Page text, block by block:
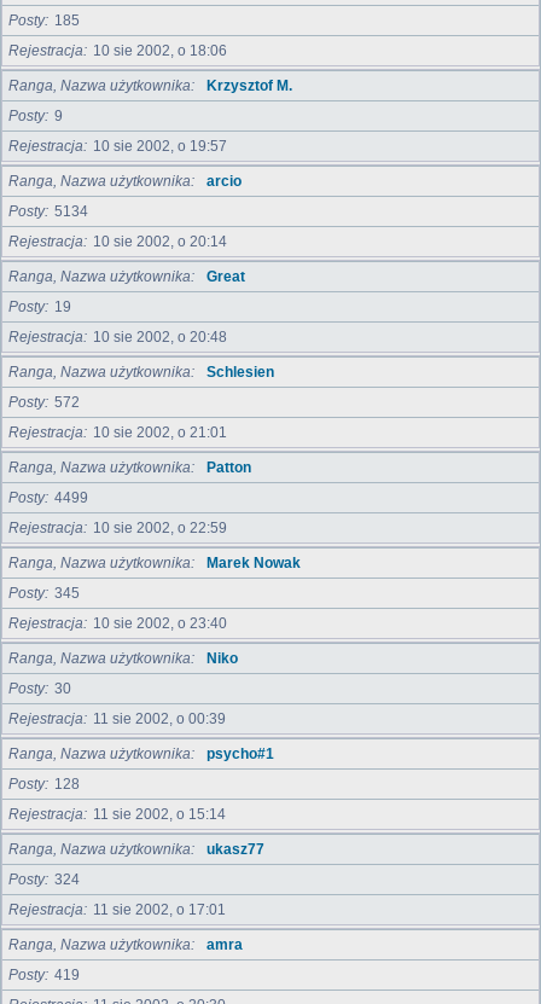
Posty
185
Rejestracja
10 sie 2002, o 18:06
Ranga, Nazwa użytkownika
Krzysztof M.
Posty 9
Rejestracja
10 sie 2002, o 19:57
Ranga, Nazwa użytkownika
arcio
Posty 5134
Rejestracja
10 sie 2002, o 20:14
Ranga, Nazwa użytkownika
Great
Posty
19
Rejestracja
10 sie 2002, o 20:48
Ranga, Nazwa użytkownika
Schlesien
Posty 572
Rejestracja
10 sie 2002, o 21:01
Ranga, Nazwa użytkownika
Patton
Posty 4499
Rejestracja
10 sie 2002, o 22:59
Ranga, Nazwa użytkownika
Marek Nowak
Posty 345
Rejestracja
10 sie 2002, o 23:40
Ranga, Nazwa użytkownika
Niko
Posty 30
Rejestracja
11 sie 2002, o 00:39
Ranga, Nazwa użytkownika
psycho#1
Posty
128
Rejestracja
11 sie 2002, o 15:14
Ranga, Nazwa użytkownika
ukasz77
Posty 324
Rejestracja
11 sie 2002, o 17:01
Ranga, Nazwa użytkownika
amra
Posty 419